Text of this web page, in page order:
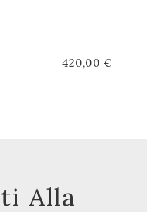
420,00 €
Alla